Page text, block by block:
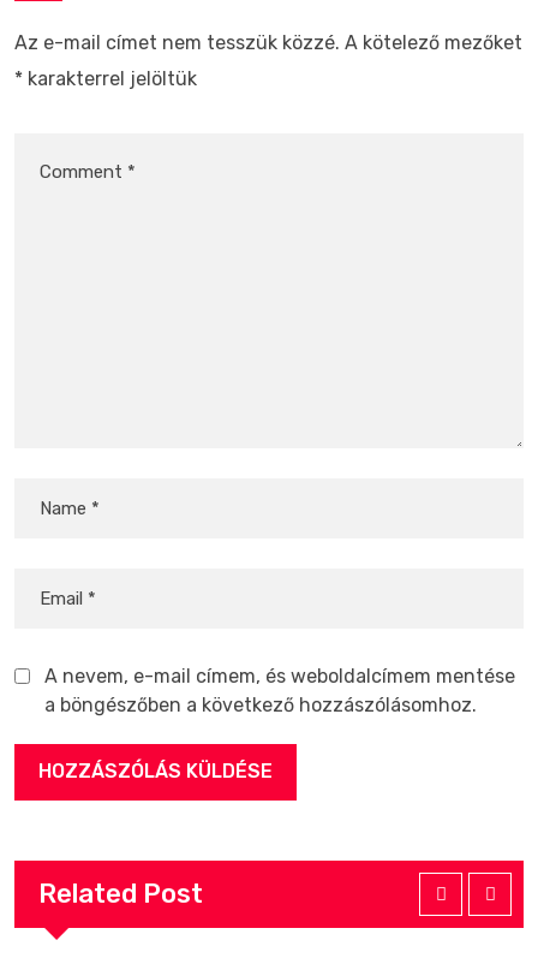
Az e-mail címet nem tesszük közzé. A kötelező mezőket
* karakterrel jelöltük
A nevem, e-mail címem, és weboldalcímem mentése
a böngészőben a következő hozzászólásomhoz.
Related Post